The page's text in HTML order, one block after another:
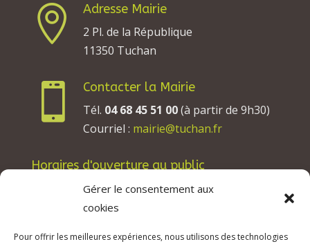
Gérer le consentement aux
cookies
Pour offrir les meilleures expériences, nous utilisons des technologies

Adresse Mairie
2 Pl. de la République
11350 Tuchan

Contacter la Mairie
Tél. 04 68 45 51 00(à partir de 9h30)
Courriel : mairie@tuchan.fr
Horaires d'ouverture au public
Les lundis, mardis et jeudis : de 8h à 12h et de
13h30 à 17h30.